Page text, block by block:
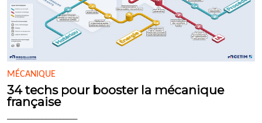
MÉCANIQUE
34 techs pour booster la mécanique
française